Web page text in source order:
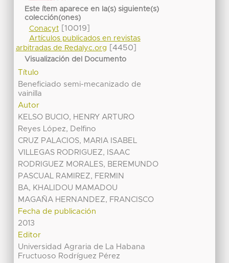
Este ítem aparece en la(s) siguiente(s)
colección(ones)
Conacyt[10019]
Artículos publicados en revistas
arbitradas de Redalyc.org
[4450]
Visualización del Documento
Título
Beneficiado semi-mecanizado de
vainilla
Autor
KELSO BUCIO, HENRY ARTURO
Reyes López, Delfino
CRUZ PALACIOS, MARIA ISABEL
VILLEGAS RODRIGUEZ, ISAAC
RODRIGUEZ MORALES, BEREMUNDO
PASCUAL RAMIREZ, FERMIN
BA, KHALIDOU MAMADOU
MAGAÑA HERNANDEZ, FRANCISCO
Fecha de publicación
2013
Editor
Universidad Agraria de La Habana
Fructuoso Rodríguez Pérez